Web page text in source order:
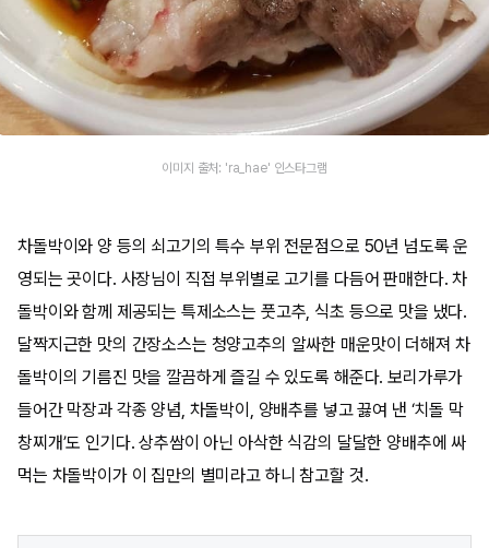
이미지 출처: 'ra_hae' 인스타그램
차돌박이와 양 등의 쇠고기의 특수 부위 전문점으로 50년 넘도록 운
영되는 곳이다. 사장님이 직접 부위별로 고기를 다듬어 판매한다. 차
돌박이와 함께 제공되는 특제소스는 풋고추, 식초 등으로 맛을 냈다.
달짝지근한 맛의 간장소스는 청양고추의 알싸한 매운맛이 더해져 차
돌박이의 기름진 맛을 깔끔하게 즐길 수 있도록 해준다. 보리가루가
들어간 막장과 각종 양념, 차돌박이, 양배추를 넣고 끓여 낸 ‘치돌 막
창찌개’도 인기다. 상추쌈이 아닌 아삭한 식감의 달달한 양배추에 싸
먹는 차돌박이가 이 집만의 별미라고 하니 참고할 것.